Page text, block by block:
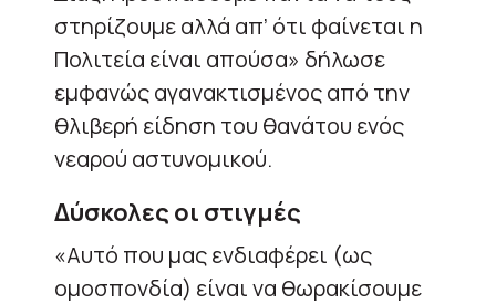
στηρίζουμε αλλά απ’ ότι φαίνεται η
Πολιτεία είναι απούσα» δήλωσε
εμφανώς αγανακτισμένος από την
θλιβερή είδηση του θανάτου ενός
νεαρού αστυνομικού.
Δύσκολες οι στιγμές
«Αυτό που μας ενδιαφέρει (ως
ομοσπονδία) είναι να θωρακίσουμε